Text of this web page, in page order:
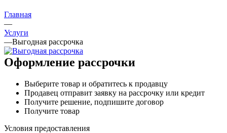
Главная
—
Услуги
—Выгодная рассрочка
Оформление рассрочки
Выберите товар и обратитесь к продавцу
Продавец отправит заявку на рассрочку или кредит
Получите решение, подпишите договор
Получите товар
Условия предоставления